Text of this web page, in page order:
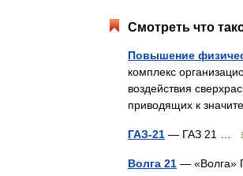
Смотреть что
Повышение
комплекс
воздействия
приводящих к
ГАЗ-21 — ГАЗ 21 …
Волга 21 — «Волга»